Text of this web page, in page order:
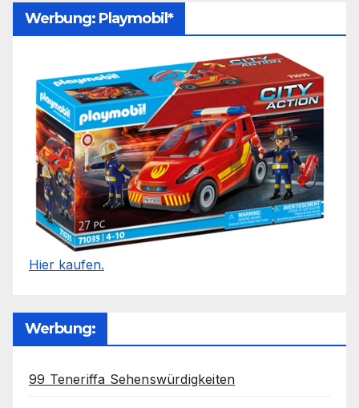
Werbung: Playmobil*
Hier kaufen.
Werbung:
99 Teneriffa Sehenswürdigkeiten